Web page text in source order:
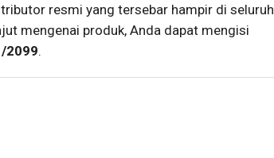
resmi yang tersebar hampir di seluruh
mengenai produk, Anda dapat mengisi
2099.